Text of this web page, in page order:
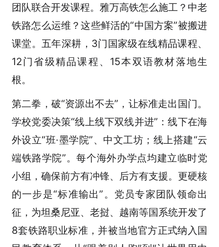
团队联合开发课程。雅万高铁怎么施工？中老
铁路怎么运维？这些鲜活的“中国方案”被搬进
课堂。五年深耕，3门国家级在线精品课程、
12门省级精品课程、15本双语教材落地生
根。
第二拳，破“资源出不去”，让标准走出国门。
学校党委决策“线上线下双线并进”：线下在海
外设立“班·墨学院”、中文工坊；线上搭建“云
端铁路学院”。每个海外办学点均建立临时党
小组，确保前方有冲锋、后方有支援。更硬核
的一步是“标准输出”。党员专家团队领命出
征，为坦桑尼亚、老挝、越南等国系统开发了
8套铁路职业标准，并被当地官方正式纳入国